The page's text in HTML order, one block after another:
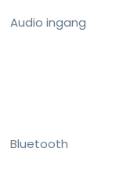
Audio ingang
Bluetooth